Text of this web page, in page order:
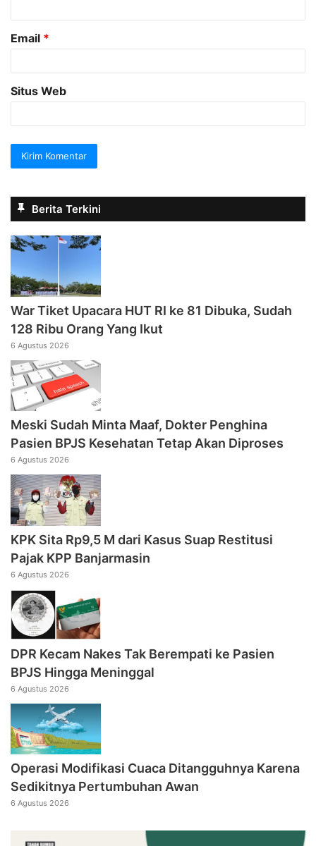
Email *
Situs Web
Berita Terkini
War Tiket Upacara HUT RI ke 81 Dibuka, Sudah
128 Ribu Orang Yang Ikut
6 Agustus 2026
Meski Sudah Minta Maaf, Dokter Penghina
Pasien BPJS Kesehatan Tetap Akan Diproses
6 Agustus 2026
KPK Sita Rp9,5 M dari Kasus Suap Restitusi
Pajak KPP Banjarmasin
6 Agustus 2026
DPR Kecam Nakes Tak Berempati ke Pasien
BPJS Hingga Meninggal
6 Agustus 2026
Operasi Modifikasi Cuaca Ditangguhnya Karena
Sedikitnya Pertumbuhan Awan
6 Agustus 2026